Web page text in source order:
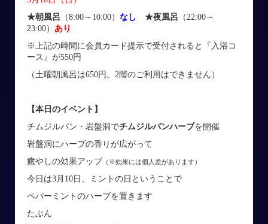
★朝風呂 （8:00～10:00） なし ★夜風呂 （22:00～
23:00） あり
※上記の時間に会員カード提示で受付されると『入浴コ
ース』が550円
（土曜朝風呂は650円。2階のご利用はできません）
【本日のイベント】
チムジルバン・岩盤洞でチムジルバンハーブを開催
岩盤洞にハーブの香りが広がって
癒やしの効果アップ （※効果には個人差があります）
今日は3月10日、ミントの日ということで
ペパーミントのハーブを置きます
たぶん